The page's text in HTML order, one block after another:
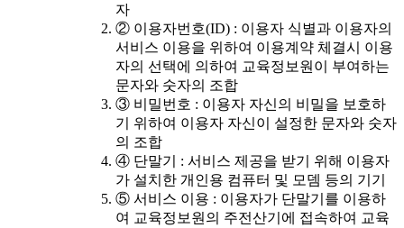
자
② 이용자번호(ID) : 이용자 식별과 이용자의
서비스 이용을 위하여 이용계약 체결시 이용
자의 선택에 의하여 교육정보원이 부여하는
문자와 숫자의 조합
③ 비밀번호 : 이용자 자신의 비밀을 보호하
기 위하여 이용자 자신이 설정한 문자와 숫자
의 조합
④ 단말기 : 서비스 제공을 받기 위해 이용자
가 설치한 개인용 컴퓨터 및 모뎀 등의 기기
⑤ 서비스 이용 : 이용자가 단말기를 이용하
여 교육정보원의 주전산기에 접속하여 교육